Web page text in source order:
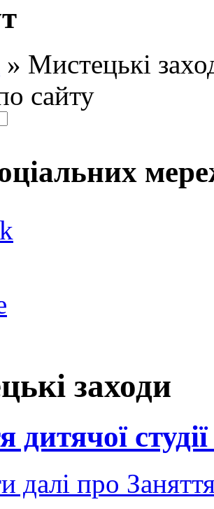
» Мистецькі
сайту
заходи
дитячої
далі про